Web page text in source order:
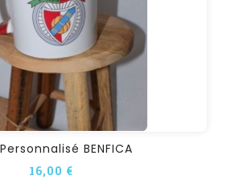
BENFICA
16,00 €